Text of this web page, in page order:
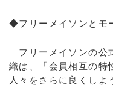
◆フリーメイソンとモ
フリーメイソンの公
織は、「会員相互の特
人々をさらに良くしよ